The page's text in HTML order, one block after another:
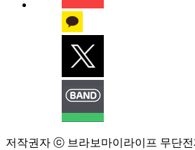
저작권자 ⓒ 브라보마이라이프 무단